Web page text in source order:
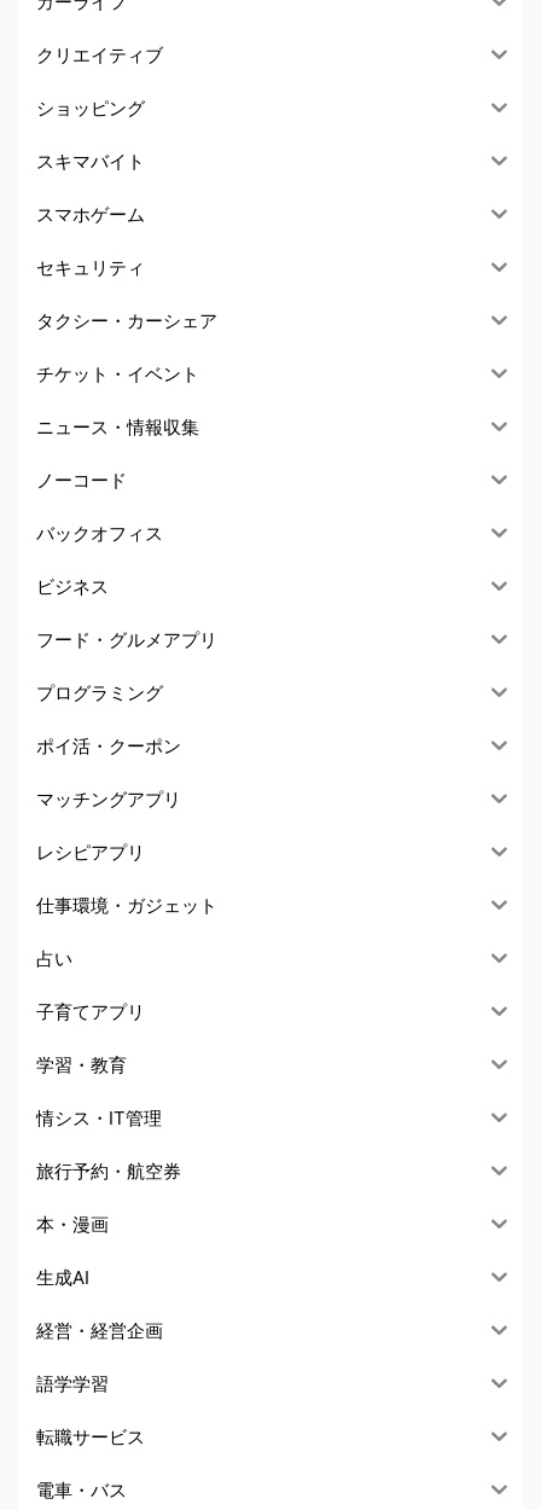
クリエイティブ
ショッピング
スキマバイト
スマホゲーム
セキュリティ
タクシー・カーシェア
チケット・イベント
ニュース・情報収集
ノーコード
バックオフィス
ビジネス
フード・グルメアプリ
プログラミング
ポイ活・クーポン
マッチングアプリ
レシピアプリ
仕事環境・ガジェット
占い
子育てアプリ
学習・教育
情シス・IT管理
旅行予約・航空券
本・漫画
生成AI
経営・経営企画
語学学習
転職サービス
電車・バス